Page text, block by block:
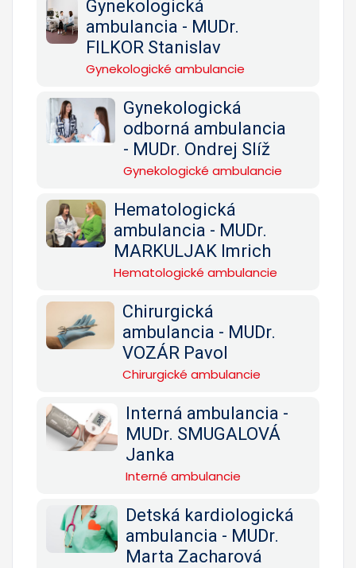
Gynekologická
ambulancia - MUDr.
FILKOR Stanislav
Gynekologické ambulancie
Gynekologická
odborná ambulancia
- MUDr. Ondrej Slíž
Gynekologické ambulancie
Hematologická
ambulancia - MUDr.
MARKULJAK Imrich
Hematologické ambulancie
Chirurgická
ambulancia - MUDr.
VOZÁR Pavol
Chirurgické ambulancie
Interná ambulancia -
MUDr. SMUGALOVÁ
Janka
Interné ambulancie
Detská kardiologická
ambulancia - MUDr.
Marta Zacharová